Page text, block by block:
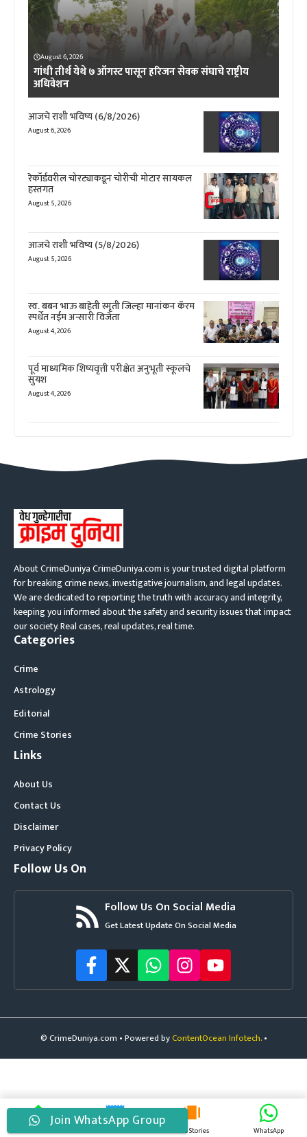
August 6, 2026
गांधी तीर्थ येथे ७ ऑगस्ट पासून हरिजन सेवक संघाचे राष्ट्रीय
अधिवेशन
आजचे राशी भविष्य (6/8/2026)
August 6, 2026
रेकॉर्डवरील चोरट्याकडून चोरीची मोटार सायकल
हस्तगत
August 5, 2026
आजचे राशी भविष्य (5/8/2026)
August 5, 2026
स्व. बबन भाऊ बाहेती स्मृती जिल्हा मानांकन कॅरम
स्पर्धेत नईम अन्सारी विजेता
August 4, 2026
पूर्व माध्यमिक शिष्यवृत्ती परीक्षेत अनुभूती स्कूलचे
सुयश
August 4, 2026
About CrimeDuniya CrimeDuniya.com is your trusted digital platform
for breaking crime news, investigative journalism, and legal updates.
We are dedicated to reporting the truth with accuracy and integrity,
keeping you informed about the safety and security issues that impact
our society. Real cases, real updates, real time.
Categories
Crime
Astrology
Editorial
Crime Stories
Links
About Us
Contact Us
Disclaimer
Privacy Policy
Follow Us On
Follow Us On Social Media
Get Latest Update On Social Media
© CrimeDuniya.com • Powered byContentOcean Infotech.•
Home Latest News Web Stories WhatsApp
Join WhatsApp Group